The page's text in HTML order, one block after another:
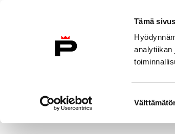
Tämä
analytiikan
valinta
Etusivu
Toimenpidehaku